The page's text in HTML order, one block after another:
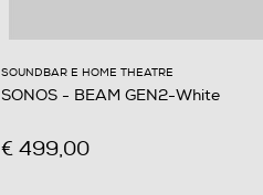
SOUNDBAR E HOME THEATRE
SONOS - BEAM GEN2-White
€ 499,00